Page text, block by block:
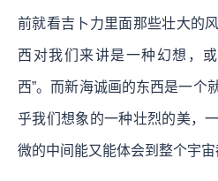
前就看吉卜力里面那些壮大的
西对我们来讲是一种幻想，
西”。而新海诚画的东西是一个
乎我们想象的一种壮烈的美，
微的中间能又能体会到整个宇宙